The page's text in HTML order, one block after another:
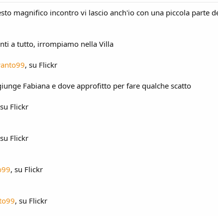
magnifico incontro vi lascio anch'io con una piccola parte
a tutto, irrompiamo nella Villa
, su Flickr
Fabiana e dove approfitto per fare qualche scatto
Flickr
Flickr
, su Flickr
, su Flickr